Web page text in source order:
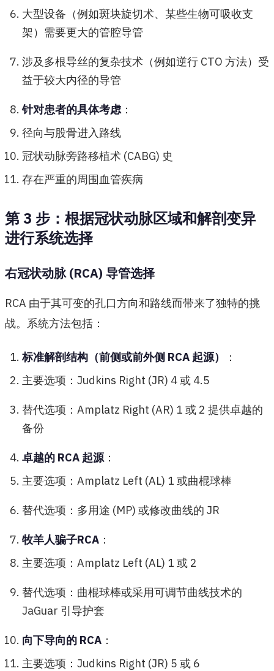
大型设备（例如斑块旋切术、某些生物可吸收支
架）需要更大的管腔导管
涉及多根导丝的复杂技术（例如逆行 CTO 方法）受
益于较大内径的导管
针对患者的具体考虑：
径向与股骨进入路线
冠状动脉旁路移植术 (CABG) 史
存在严重的周围血管疾病
第 3 步：根据冠状动脉区域和解剖变异
进行系统选择
右冠状动脉 (RCA) 导管选择
RCA 由于其可变的孔口方向和路线而带来了独特的挑
战。系统方法包括：
标准解剖结构（前侧或前外侧 RCA 起源）
：
主要选项：Judkins Right (JR) 4 或 4.5
替代选项：Amplatz Right (AR) 1 或 2 提供卓越的
备份
卓越的 RCA 起源：
主要选项：Amplatz Left (AL) 1 或曲棍球棒
替代选项：多用途 (MP) 或修改曲线的 JR
牧羊人骗子RCA ：
主要选项：Amplatz Left (AL) 1 或 2
替代选项：曲棍球棒或采用可调节曲线技术的
JaGuar 引导护套
向下导向的 RCA ：
主要选项：Judkins Right (JR) 5 或 6